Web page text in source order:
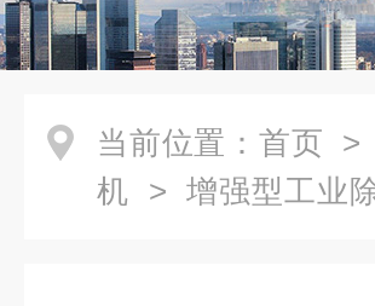
当前位置： 首页 >
机 > 增强型工业